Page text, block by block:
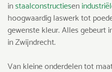
in staalconstructiesen
hoogwaardig laswerk tot
gewenste kleur. Alles gebeurt
in Zwijndrecht.
Van kleine onderdelen tot